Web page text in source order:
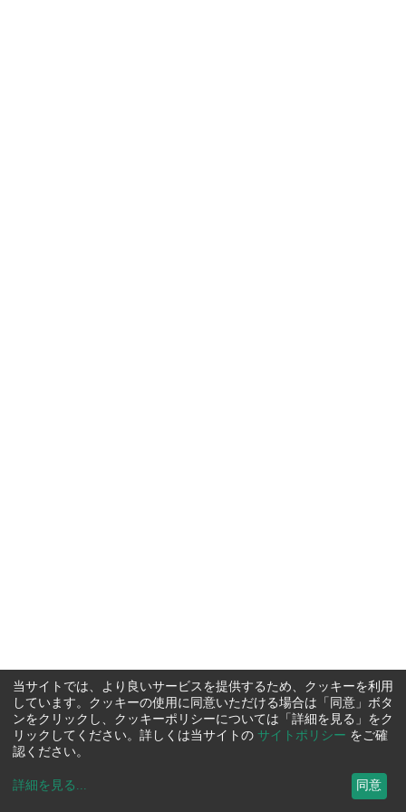
当サイトでは、より良いサービスを提供するため、クッキーを利用
しています。クッキーの使用に同意いただける場合は「同意」ボタ
ンをクリックし、クッキーポリシーについては「詳細を見る」をク
リックしてください。詳しくは当サイトの サイトポリシー をご確
認ください。
詳細を見る ... 同意